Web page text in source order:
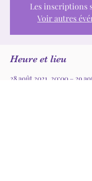
Les inscriptions
Voir autres
Heure et lieu
28 août 2021, 20:00 – 29